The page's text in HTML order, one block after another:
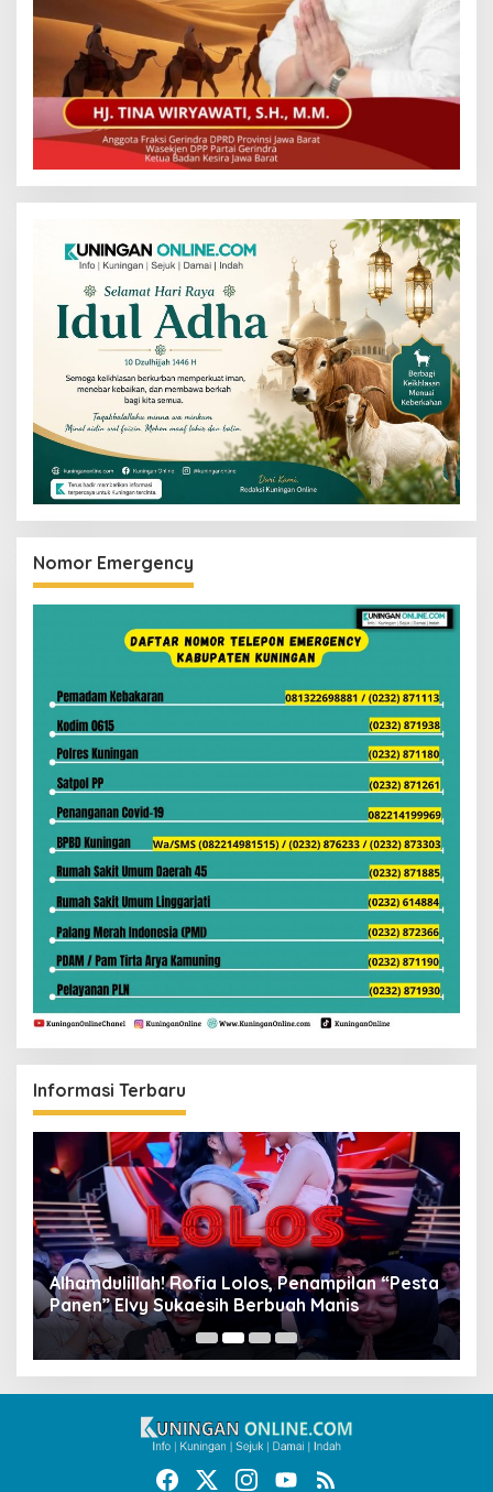
Nomor Emergency
Informasi Terbaru
Alhamdulillah! Rofia Lolos, Penampilan “Pesta
Panen” Elvy Sukaesih Berbuah Manis